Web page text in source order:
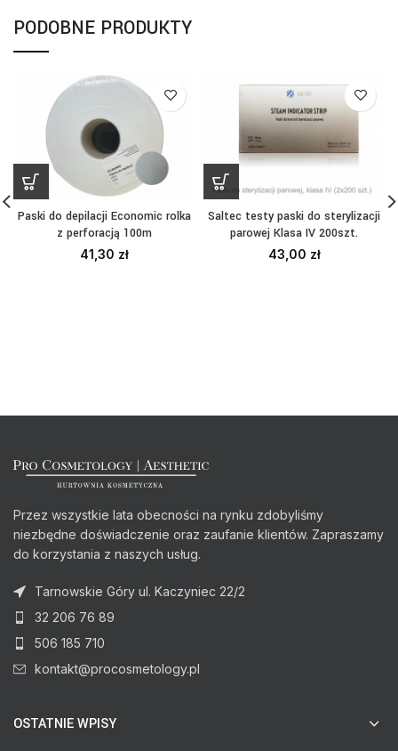
PODOBNE PRODUKTY
Paski do depilacji Economic rolka
z perforacją 100m
41,30 zł
Saltec testy paski do sterylizacji
parowej Klasa IV 200szt.
43,00 zł
Przez wszystkie lata obecności na rynku zdobyliśmy
niezbędne doświadczenie oraz zaufanie klientów. Zapraszamy
do korzystania z naszych usług.
Tarnowskie Góry ul. Kaczyniec 22/2
32 206 76 89
506 185 710
kontakt@procosmetology.pl
OSTATNIE WPISY